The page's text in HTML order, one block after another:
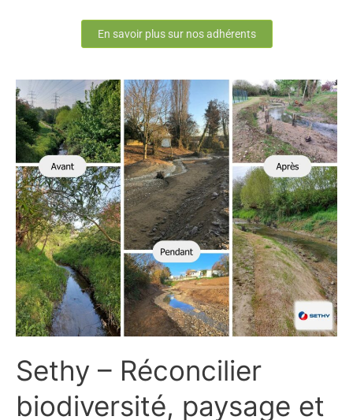
En savoir plus sur nos adhérents
Sethy – Réconcilier
biodiversité, paysage et
Sethy
–
Réconcilier
biodiversité,
paysage
et
développement
urbain.